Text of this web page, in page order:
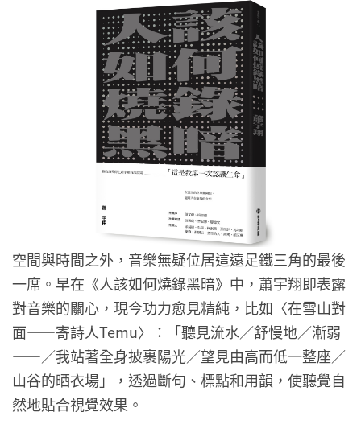
空間與時間之外，音樂無疑位居這遠足鐵三角的最後
一席。早在《人該如何燒錄黑暗》中，蕭宇翔即表露
對音樂的關心，現今功力愈見精純，比如〈在雪山對
面——寄詩人Temu〉：「聽見流水／舒慢地／漸弱
——／我站著全身披裹陽光／望見由高而低一整座／
山谷的晒衣場」，透過斷句、標點和用韻，使聽覺自
然地貼合視覺效果。